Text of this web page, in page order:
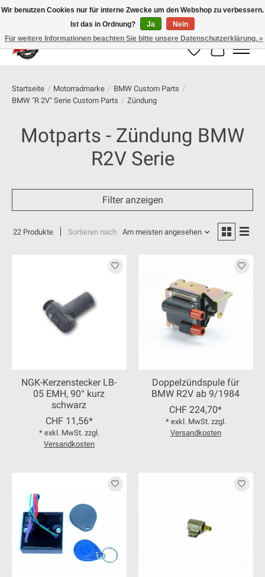
100% schweizer Onlineshop für Dein Motorrad
Wunschzettel
Ihr
Startseite / Motorradmarke / BMW Custom Parts /
BMW "R 2V" Serie Custom Parts / Zündung
Motparts - Zündung BMW
R2V Serie
Filter anzeigen
22 Produkte Sortieren nach Am meisten angesehen
NGK-Kerzenstecker LB-
05 EMH, 90° kurz
schwarz
CHF 11,56*
* exkl. MwSt. zzgl.
Versandkosten
Doppelzündspule für
BMW R2V ab 9/1984
CHF 224,70*
* exkl. MwSt. zzgl.
Versandkosten
Wir benutzen Cookies nur für interne Zwecke um den Webshop zu verbessern.
Ist das in Ordnung?
Ja
Nein
Für weitere Informationen beachten Sie bitte unsere Datenschutzerklärung. »